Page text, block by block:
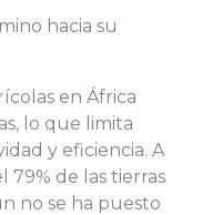
hacia su
en África
lo que limita
y eficiencia. A
79% de las tierras
no se ha puesto